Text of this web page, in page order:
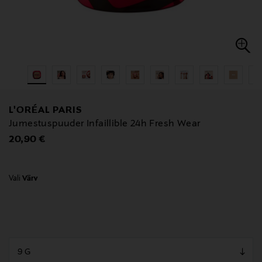
L'ORÉAL PARIS
Jumestuspuuder Infaillible 24h Fresh Wear
Original Price
20,90 €
Vali Värv